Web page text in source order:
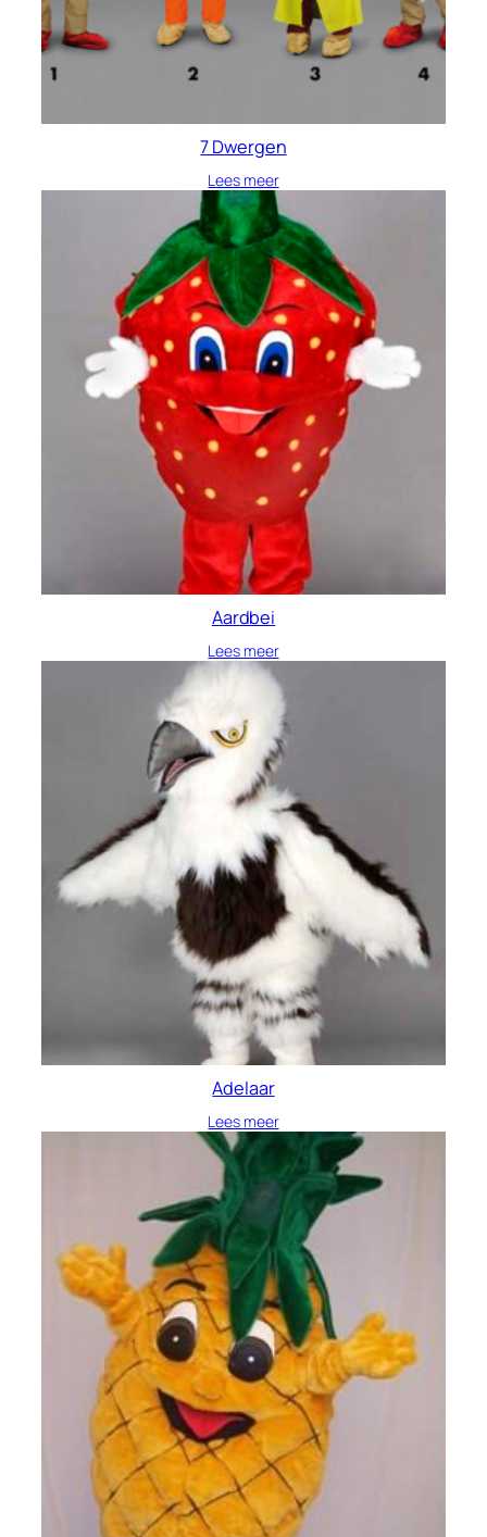
7 Dwergen
Lees meer
Aardbei
Lees meer
Adelaar
Lees meer